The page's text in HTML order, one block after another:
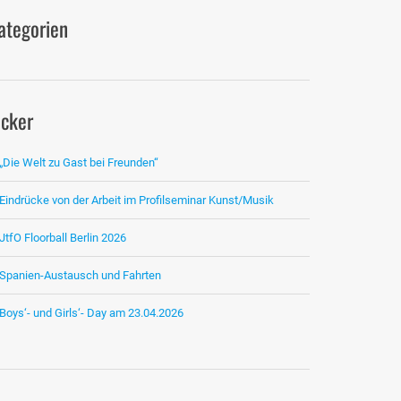
„Die Welt zu Gast bei Freunden“
Eindrücke von der Arbeit im Profilseminar Kunst/Musik
JtfO Floorball Berlin 2026
Spanien-Austausch und Fahrten
Boys‘- und Girls‘- Day am 23.04.2026